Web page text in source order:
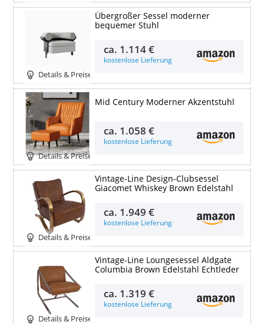
Details & Preise
Übergroßer Sessel moderner
bequemer Stuhl
ca. 1.114 €
kostenlose Lieferung
Details & Preise
Mid Century Moderner Akzentstuhl
ca. 1.058 €
kostenlose Lieferung
Details & Preise
Vintage-Line Design-Clubsessel
Giacomet Whiskey Brown Edelstahl
ca. 1.949 €
kostenlose Lieferung
Details & Preise
Vintage-Line Loungesessel Aldgate
Columbia Brown Edelstahl Echtleder
ca. 1.319 €
kostenlose Lieferung